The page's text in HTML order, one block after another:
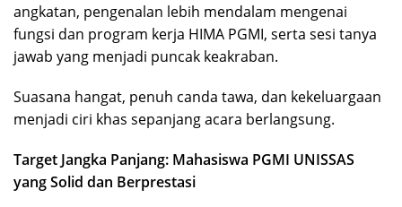
angkatan, pengenalan lebih mendalam mengenai
fungsi dan program kerja HIMA PGMI, serta sesi tanya
jawab yang menjadi puncak keakraban.
Suasana hangat, penuh canda tawa, dan kekeluargaan
menjadi ciri khas sepanjang acara berlangsung.
Target Jangka Panjang: Mahasiswa PGMI UNISSAS
yang Solid dan Berprestasi